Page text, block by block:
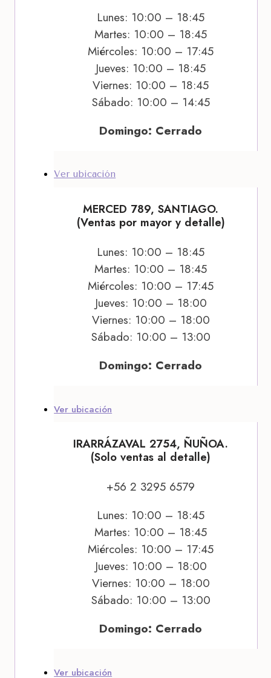
Lunes: 10:00 – 18:45
Martes: 10:00 – 18:45
Miércoles: 10:00 – 17:45
Jueves: 10:00 – 18:45
Viernes: 10:00 – 18:45
Sábado: 10:00 – 14:45
Domingo: Cerrado
Ver ubicación
MERCED 789, SANTIAGO.
(Ventas por mayor y detalle)
Lunes: 10:00 – 18:45
Martes: 10:00 – 18:45
Miércoles: 10:00 – 17:45
Jueves: 10:00 – 18:00
Viernes: 10:00 – 18:00
Sábado: 10:00 – 13:00
Domingo: Cerrado
Ver ubicación
IRARRÁZAVAL 2754, ÑUÑOA.
(Solo ventas al detalle)
+56 2 3295 6579
Lunes: 10:00 – 18:45
Martes: 10:00 – 18:45
Miércoles: 10:00 – 17:45
Jueves: 10:00 – 18:00
Viernes: 10:00 – 18:00
Sábado: 10:00 – 13:00
Domingo: Cerrado
Ver ubicación